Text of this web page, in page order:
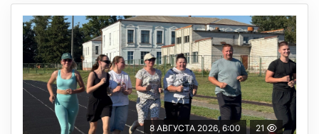
8 АВГУСТА 2026, 6:00 21